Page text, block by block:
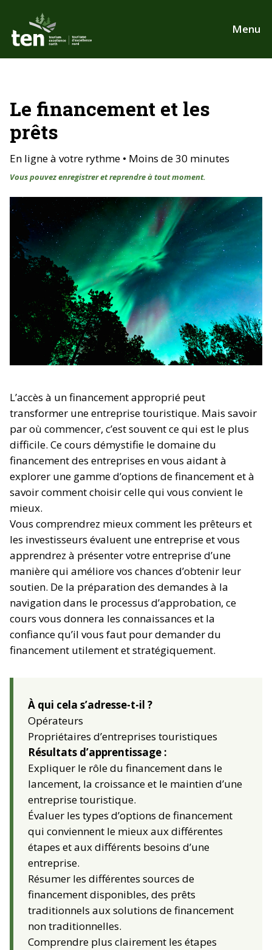
contenu
principal
Menu
Le financement et les
prêts
En ligne à votre rythme • Moins de 30 minutes
Vous pouvez enregistrer et reprendre à tout moment.
L’accès à un financement approprié peut
transformer une entreprise touristique. Mais savoir
par où commencer, c’est souvent ce qui est le plus
difficile. Ce cours démystifie le domaine du
financement des entreprises en vous aidant à
explorer une gamme d’options de financement et à
savoir comment choisir celle qui vous convient le
mieux.
Vous comprendrez mieux comment les prêteurs et
les investisseurs évaluent une entreprise et vous
apprendrez à présenter votre entreprise d’une
manière qui améliore vos chances d’obtenir leur
soutien. De la préparation des demandes à la
navigation dans le processus d’approbation, ce
cours vous donnera les connaissances et la
confiance qu’il vous faut pour demander du
financement utilement et stratégiquement.
À qui cela s’adresse-t-il ?
Opérateurs
Propriétaires d’entreprises touristiques
Résultats d’apprentissage :
Expliquer le rôle du financement dans le
lancement, la croissance et le maintien d’une
entreprise touristique.
Évaluer les types d’options de financement
qui conviennent le mieux aux différentes
étapes et aux différents besoins d’une
entreprise.
Résumer les différentes sources de
financement disponibles, des prêts
traditionnels aux solutions de financement
non traditionnelles.
Comprendre plus clairement les étapes